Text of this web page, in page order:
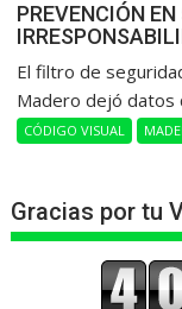
PREVENCIÓN
​El filtro de
Madero dejó datos
CÓDIGO VISUAL
Gracias por tu